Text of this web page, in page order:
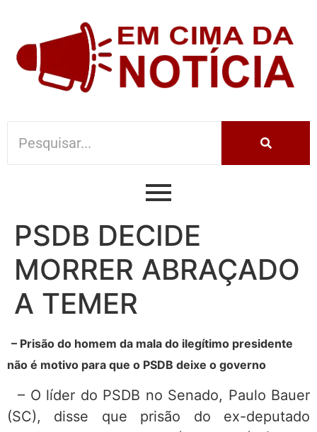
PSDB DECIDE
MORRER ABRAÇADO
A TEMER
– Prisão do homem da mala do ilegítimo presidente
não é motivo para que o PSDB deixe o governo
– O líder do PSDB no Senado, Paulo Bauer
(SC), disse que prisão do ex-deputado